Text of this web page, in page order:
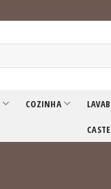
COZINHA